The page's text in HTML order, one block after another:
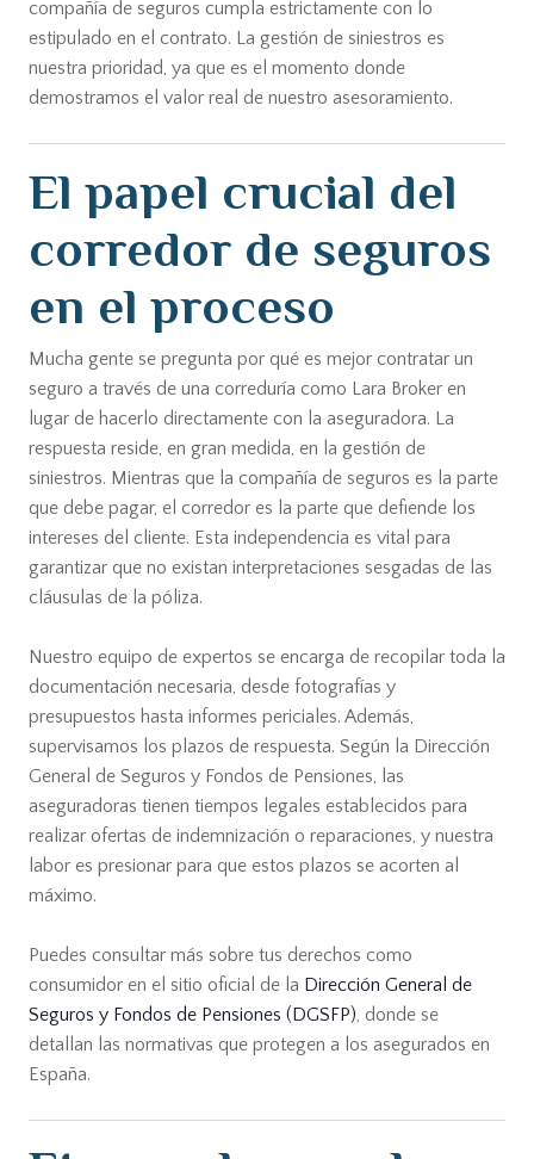
compañía de seguros cumpla estrictamente con lo
estipulado en el contrato. La gestión de siniestros es
nuestra prioridad, ya que es el momento donde
demostramos el valor real de nuestro asesoramiento.
El papel crucial del
corredor de seguros
en el proceso
Mucha gente se pregunta por qué es mejor contratar un
seguro a través de una correduría como Lara Broker en
lugar de hacerlo directamente con la aseguradora. La
respuesta reside, en gran medida, en la gestión de
siniestros. Mientras que la compañía de seguros es la parte
que debe pagar, el corredor es la parte que defiende los
intereses del cliente. Esta independencia es vital para
garantizar que no existan interpretaciones sesgadas de las
cláusulas de la póliza.
Nuestro equipo de expertos se encarga de recopilar toda la
documentación necesaria, desde fotografías y
presupuestos hasta informes periciales. Además,
supervisamos los plazos de respuesta. Según la Dirección
General de Seguros y Fondos de Pensiones, las
aseguradoras tienen tiempos legales establecidos para
realizar ofertas de indemnización o reparaciones, y nuestra
labor es presionar para que estos plazos se acorten al
máximo.
Puedes consultar más sobre tus derechos como
consumidor en el sitio oficial de la Dirección General de
Seguros y Fondos de Pensiones (DGSFP), donde se
detallan las normativas que protegen a los asegurados en
España.